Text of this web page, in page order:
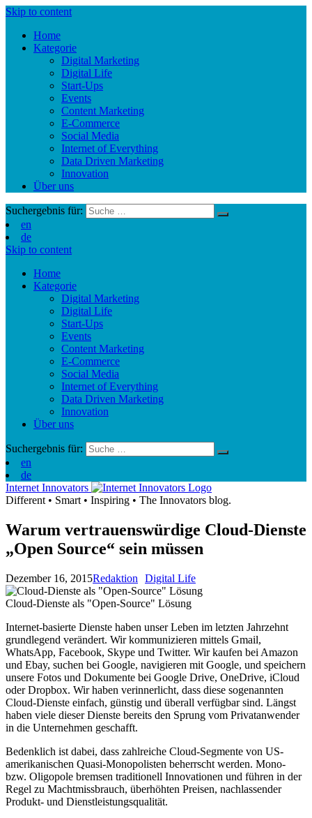
Skip to content
Home
Kategorie
Digital Marketing
Digital Life
Start-Ups
Events
Content Marketing
E-Commerce
Social Media
Internet of Everything
Data Driven Marketing
Innovation
Über uns
Suchergebnis für:
en
de
Skip to content
Home
Kategorie
Digital Marketing
Digital Life
Start-Ups
Events
Content Marketing
E-Commerce
Social Media
Internet of Everything
Data Driven Marketing
Innovation
Über uns
Suchergebnis für:
en
de
Internet Innovators
Different • Smart • Inspiring • The Innovators blog.
Warum vertrauenswürdige Cloud-Dienste
„Open Source“ sein müssen
Dezember 16, 2015Redaktion Digital Life
Cloud-Dienste als "Open-Source" Lösung
Internet-basierte Dienste haben unser Leben im letzten Jahrzehnt
grundlegend verändert. Wir kommunizieren mittels Gmail,
WhatsApp, Facebook, Skype und Twitter. Wir kaufen bei Amazon
und Ebay, suchen bei Google, navigieren mit Google, und speichern
unsere Fotos und Dokumente bei Google Drive, OneDrive, iCloud
oder Dropbox. Wir haben verinnerlicht, dass diese sogenannten
Cloud-Dienste einfach, günstig und überall verfügbar sind. Längst
haben viele dieser Dienste bereits den Sprung vom Privatanwender
in die Unternehmen geschafft.
Bedenklich ist dabei, dass zahlreiche Cloud-Segmente von US-
amerikanischen Quasi-Monopolisten beherrscht werden. Mono-
bzw. Oligopole bremsen traditionell Innovationen und führen in der
Regel zu Machtmissbrauch, überhöhten Preisen, nachlassender
Produkt- und Dienstleistungsqualität.